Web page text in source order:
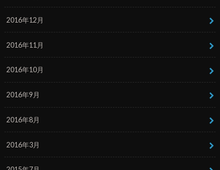
2016年12月
2016年11月
2016年10月
2016年9月
2016年8月
2016年3月